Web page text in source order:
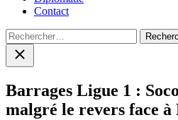
Contact
Rechercher :
Close
search
Barrages Ligue 1 :
malgré le revers face à